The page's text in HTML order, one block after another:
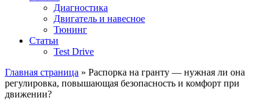
Диагностика
Двигатель и навесное
Тюнинг
Статьи
Test Drive
Главная страница » Распорка на гранту — нужная ли она
регулировка, повышающая безопасность и комфорт при
движении?